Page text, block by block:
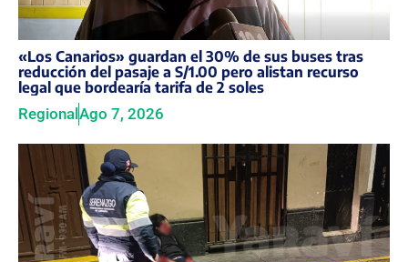
«Los Canarios» guardan el 30% de sus buses tras
reducción del pasaje a S/1.00 pero alistan recurso
legal que bordearía tarifa de 2 soles
Regional Ago 7, 2026